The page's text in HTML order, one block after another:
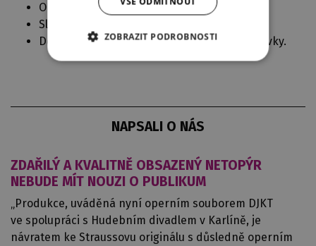
On-line premiéra 20. února 2021.
Slavnostní premiéra 8. září 2021.
Délka inscenace je uvedena včetně 1 přestávky.
NAPSALI O NÁS
ZDAŘILÝ A KVALITNĚ OBSAZENÝ NETOPÝR
NEBUDE MÍT NOUZI O PUBLIKUM
„Produkce, uváděná nyní operním souborem DJKT
ve spolupráci s Hudebním divadlem v Karlíně, je
návratem ke Straussovu originálu s důsledně operním
ZOBRAZIT PODROBNOSTI